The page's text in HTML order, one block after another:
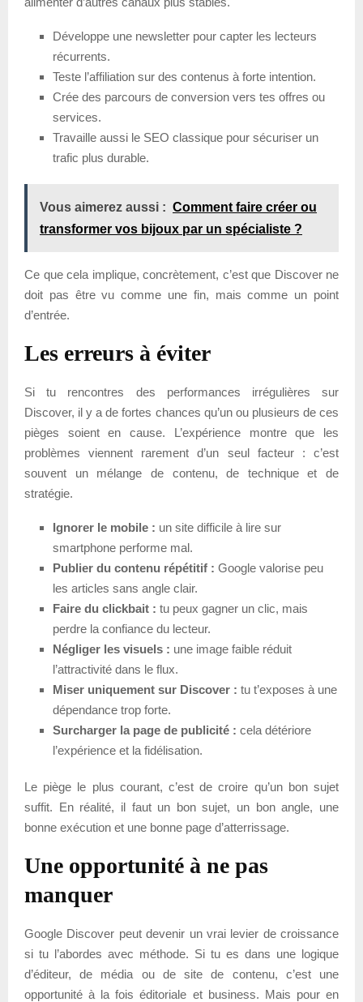
Développe une newsletter pour capter les lecteurs
récurrents.
Teste l’affiliation sur des contenus à forte intention.
Crée des parcours de conversion vers tes offres ou
services.
Travaille aussi le SEO classique pour sécuriser un
trafic plus durable.
Vous aimerez aussi : Comment faire créer ou
transformer vos bijoux par un spécialiste ?
Ce que cela implique, concrètement, c’est que Discover ne
doit pas être vu comme une fin, mais comme un point
d’entrée.
Les erreurs à éviter
Si tu rencontres des performances irrégulières sur
Discover, il y a de fortes chances qu’un ou plusieurs de ces
pièges soient en cause. L’expérience montre que les
problèmes viennent rarement d’un seul facteur : c’est
souvent un mélange de contenu, de technique et de
stratégie.
Ignorer le mobile : un site difficile à lire sur
smartphone performe mal.
Publier du contenu répétitif : Google valorise peu
les articles sans angle clair.
Faire du clickbait : tu peux gagner un clic, mais
perdre la confiance du lecteur.
Négliger les visuels : une image faible réduit
l’attractivité dans le flux.
Miser uniquement sur Discover : tu t’exposes à une
dépendance trop forte.
Surcharger la page de publicité : cela détériore
l’expérience et la fidélisation.
Le piège le plus courant, c’est de croire qu’un bon sujet
suffit. En réalité, il faut un bon sujet, un bon angle, une
bonne exécution et une bonne page d’atterrissage.
Une opportunité à ne pas
manquer
Google Discover peut devenir un vrai levier de croissance
si tu l’abordes avec méthode. Si tu es dans une logique
d’éditeur, de média ou de site de contenu, c’est une
opportunité à la fois éditoriale et business. Mais pour en